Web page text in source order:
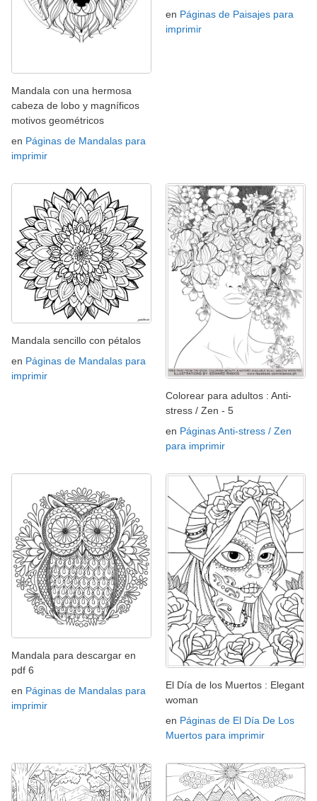
Mandala con una hermosa
cabeza de lobo y magníficos
motivos geométricos
en Páginas de Mandalas para
imprimir
en Páginas de Paisajes para
imprimir
Mandala sencillo con pétalos
en Páginas de Mandalas para
imprimir
Colorear para adultos : Anti-
stress / Zen - 5
en Páginas Anti-stress / Zen
para imprimir
Mandala para descargar en
pdf 6
en Páginas de Mandalas para
imprimir
El Día de los Muertos : Elegant
woman
en Páginas de El Día De Los
Muertos para imprimir